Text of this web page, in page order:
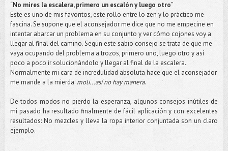
“No mires la escalera, primero un escalón y luego otro”
Este es uno de mis favoritos, este rollo entre lo zen y lo práctico me
fascina. Se supone que el aconsejador me dice que no me empecine en
intentar abarcar un problema en su conjunto y ver cómo cojones voy a
llegar al final del camino. Según este sabio consejo se trata de que me
vaya ocupando del problema a trozos, primero uno, luego otro y así
poco a poco ir solucionándolo y llegar al final de la escalera.
Normalmente mi cara de incredulidad absoluta hace que el aconsejador
me mande a la mierda: moli...así no hay manera.
De todos modos no pierdo la esperanza, algunos consejos inútiles de
mi pasado ha resultado finalmente de fácil aplicación y con excelentes
resultados: No mezcles y lleva la ropa interior conjuntada son un claro
ejemplo.